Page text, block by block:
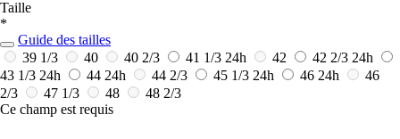
Taille
*
Guide des tailles
39 1/3
40 40 2/3 41 1/3 24h 42 42 2/3 24h
43 1/3 24h 44 24h 44 2/3 45 1/3 24h 46 24h
46
2/3
47 1/3 48
48 2/3
Ce champ est requis